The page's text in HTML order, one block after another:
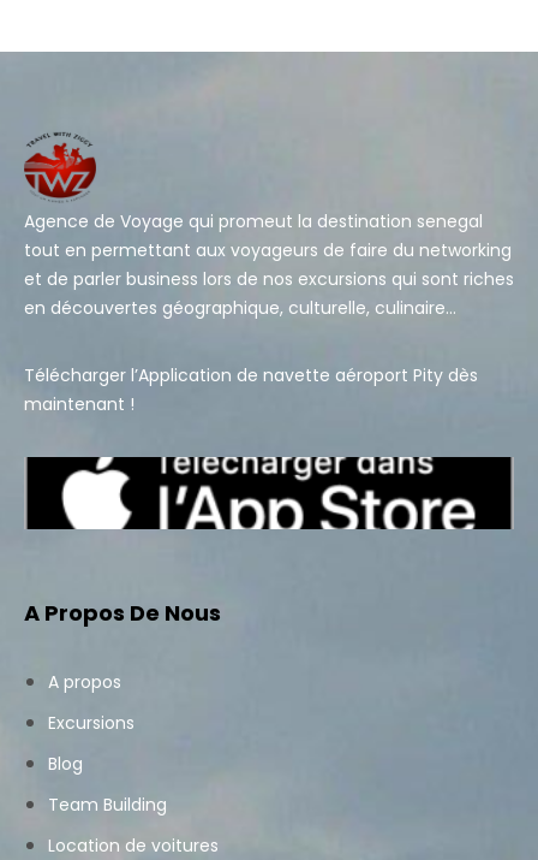
Agence de Voyage qui promeut la destination senegal
tout en permettant aux voyageurs de faire du networking
et de parler business lors de nos excursions qui sont riches
en découvertes géographique, culturelle, culinaire…
Télécharger l’Application de navette aéroport Pity dès
maintenant !
A Propos De Nous
A propos
Excursions
Blog
Team Building
Location de voitures